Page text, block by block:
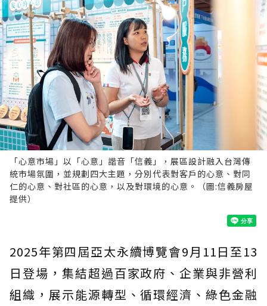
「心意市場」以「心意」諧音「信義」，展區設計融入台灣傳
統市場氛圍，並規劃四大主題，分別代表對客戶的心意、對同
仁的心意、對社區的心意，以及對環境的心意。（圖:信義房屋
提供）
2025年第四屆亞太永續博覽會9月11日至13
日登場，集結超過百家政府、企業與非營利
組織，展示能源轉型、循環經濟、綠色金融